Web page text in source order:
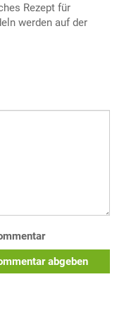
Rezept für
werden auf der
abgeben